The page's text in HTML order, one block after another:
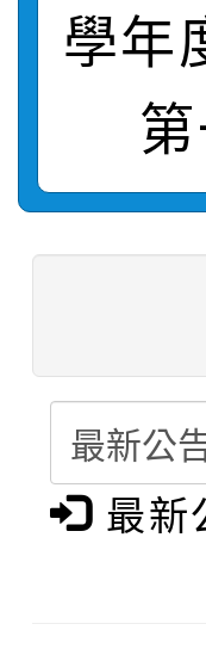
畫影
劇比
轉知
敬師
【甄
學年
結果(
【甄
學年
結果
【甄
學年
結果(
【甄
學年
結果(
轉知
賽及
賽實
轉知
比賽
轉知
學年
最新